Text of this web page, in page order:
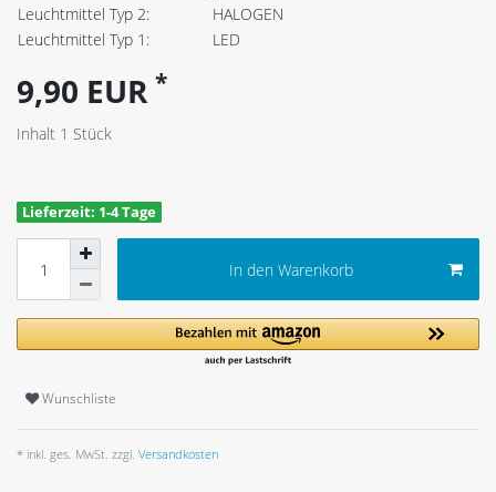
Leuchtmittel Typ 2:
HALOGEN
Leuchtmittel Typ 1:
LED
9,90 EUR *
Inhalt 1 Stück
Lieferzeit: 1-4 Tage
In den Warenkorb
Wunschliste
* inkl. ges. MwSt. zzgl. Versandkosten